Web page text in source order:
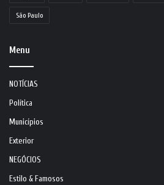
São Paulo
Menu
NOTÍCIAS
Política
Municípios
Exterior
NEGÓCIOS
Estilo & Famosos